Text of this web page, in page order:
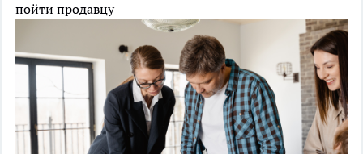
пойти продавцу